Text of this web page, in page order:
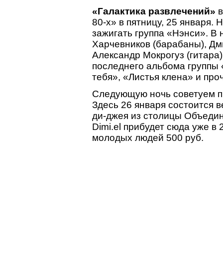
«Галактика развлечений»
80-х» в пятницу, 25 января.
зажигать группа «Нэнси».
Харчевников (барабаны),
Александр Мокрогуз
последнего альбома
тебя», «Листья клена» и
Следующую ночь советуем
Здесь 26 января состоится
ди-джея из столицы
Dimi.el прибудет сюда уже в
молодых людей 500 руб.